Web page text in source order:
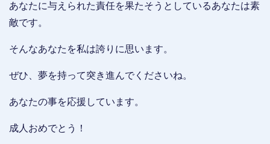
あなたに与えられた責任を果たそうとしているあなたは素
敵です。
そんなあなたを私は誇りに思います。
ぜひ、夢を持って突き進んでくださいね。
あなたの事を応援しています。
成人おめでとう！